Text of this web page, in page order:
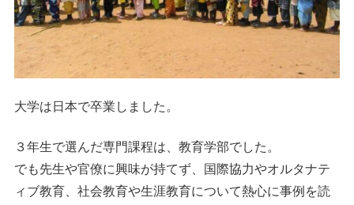
大学は日本で卒業しました。
３年生で選んだ専門課程は、教育学部でした。
でも先生や官僚に興味が持てず、国際協力やオルタナテ
ィブ教育、社会教育や生涯教育について熱心に事例を読